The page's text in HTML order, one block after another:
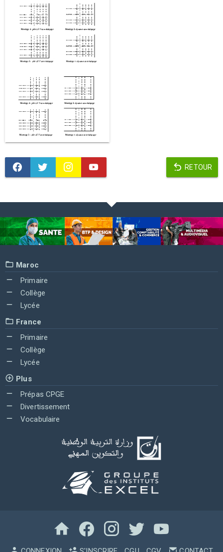
RETOUR
Maroc
Primaire
Collège
Lycée
France
Primaire
Collège
Lycée
Plus
Prépas CPGE
Divertissement
Vocabulaire